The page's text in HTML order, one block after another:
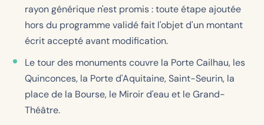
rayon générique n'est promis : toute étape ajoutée
hors du programme validé fait l'objet d'un montant
écrit accepté avant modification.
Le tour des monuments couvre la Porte Cailhau, les
Quinconces, la Porte d'Aquitaine, Saint-Seurin, la
place de la Bourse, le Miroir d'eau et le Grand-
Théâtre.